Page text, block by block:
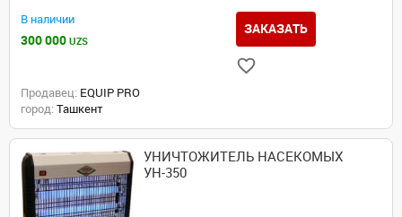
В наличии
300 000 UZS
ЗАКАЗАТЬ
Продавец: EQUIP PRO
город: Ташкент
УНИЧТОЖИТЕЛЬ НАСЕКОМЫХ
УН-350